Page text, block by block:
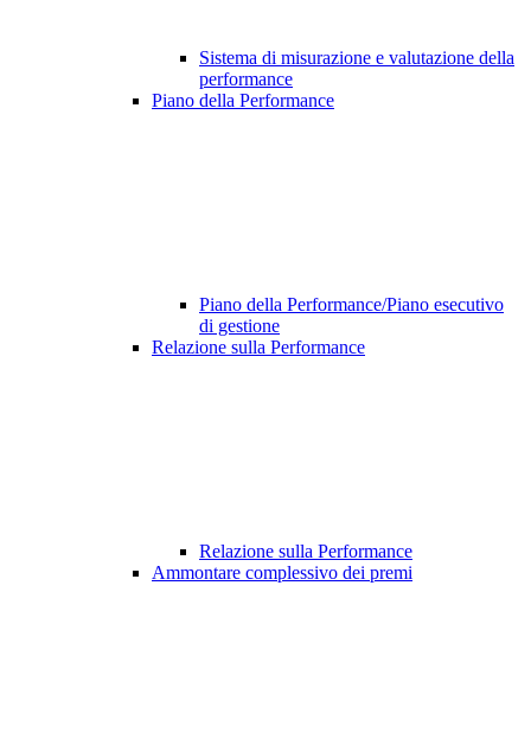
Sistema di misurazione e valutazione della
performance
Piano della Performance
Piano della Performance/Piano esecutivo
di gestione
Relazione sulla Performance
Relazione sulla Performance
Ammontare complessivo dei premi